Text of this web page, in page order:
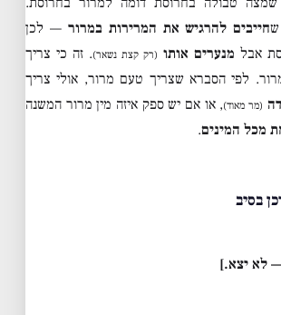
שחייבים להרגיש את המרירות במרור — לכן
אבל מנערים אותו (רק קצת נשאר). זה כי צריך
לפי הסברא שצריך טעם מרור, אולי צריך
(מר מאוד), או אם יש ספק איזה מין מרור המשנה
מכל המינים.
בסיב
— לא יצא.]